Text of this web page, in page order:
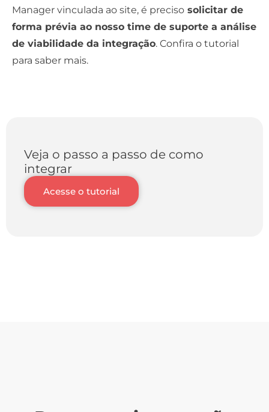
Manager vinculada ao site, é preciso solicitar de
forma prévia ao nosso time de suporte a análise
de viabilidade da integração. Confira o tutorial
para saber mais.
Veja o passo a passo de como
integrar
Acesse o tutorial